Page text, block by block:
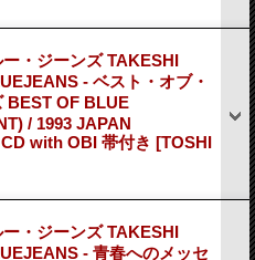
・ジーンズ TAKESHI
- ベスト・オブ・
BEST OF BLUE
/ 1993 JAPAN
with OBI 帯付き [TOSHI
・ジーンズ TAKESHI
- 青春へのメッセ